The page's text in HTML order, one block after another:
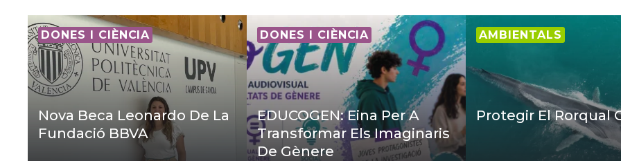
DONES I CIÈNCIA
Nova Beca Leonardo De La
Fundació BBVA
DONES I CIÈNCIA
EDUCOGEN: Eina Per A
Transformar Els Imaginaris
De Gènere
AMBIENTALS
Protegir El Rorqual